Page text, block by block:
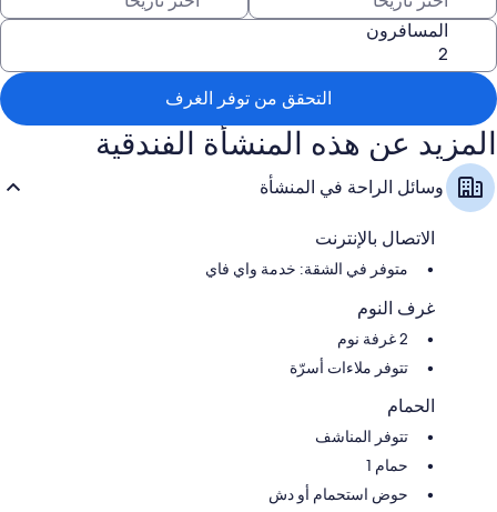
المسافرون
التحقق من توفر الغرف
المزيد عن هذه المنشأة الفندقية
وسائل الراحة في المنشأة
الاتصال بالإنترنت
متوفر في الشقة: خدمة واي فاي
غرف النوم
2 غرفة نوم
تتوفر ملاءات أسرّة
الحمام
تتوفر المناشف
حمام 1
حوض استحمام أو دش